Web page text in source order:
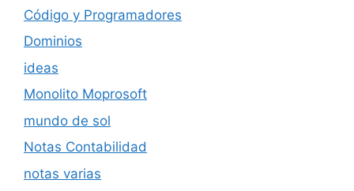
Código y Programadores
Dominios
ideas
Monolito Moprosoft
mundo de sol
Notas Contabilidad
notas varias